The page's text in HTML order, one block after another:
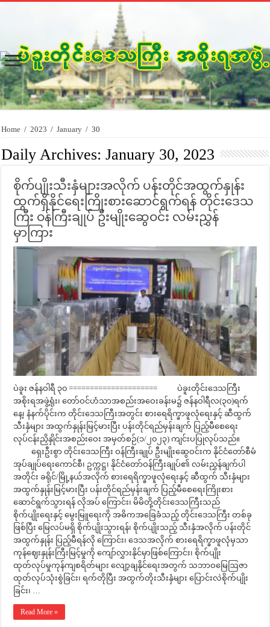
Home / 2023 / January / 30
Daily Archives:January 30, 2023
စိုက်ပျိုးသီးနှံများအလိုက် ပန်းတိုင်အထွက်နှုန်း
ထွက်ရှိနိုင်ရေးကြိုးစားဆောင်ရွက်ရန် တိုင်းဒေသ
ကြီး ဝန်ကြီးချုပ် ဦးမျိုးဆွေဝင်း လမ်းညွှန်
မှာကြား
ပဲခူး ဇန်နဝါရီ ၃၀ ===================== ပဲခူးတိုင်းဒေသကြီး
အစိုးရအဖွဲ့ရုံး၊ တော်ဝင်ဟံသာအစည်းအဝေးခန်းမ၌ ဇန်နဝါရီလ(၃၀)ရက်
နေ့၊ နံနက်ပိုင်းက တိုင်းဒေသကြီးအတွင်း စားရေရိက္ခာဖူလုံရေးနှင့် ဆီထွက်
သီးနှံများ အထွက်နှုန်းမြင့်မားပြီး ပန်းတိုင်ရည်မှန်းချက် ပြည့်မီစေရေး
လုပ်ငန်းညှိနှိုင်းအစည်းဝေး အမှတ်စဉ်(၁/၂၀၂၃) ကျင်းပပြုလုပ်သည်။
ရှေးဦးစွာ တိုင်းဒေသကြီး ဝန်ကြီးချုပ် ဦးမျိုးဆွေဝင်းက နိုင်ငံတော်စီမံ
အုပ်ချုပ်ရေးကောင်စီ၊ ဥက္ကဋ္ဌ၊ နိုင်ငံတော်ဝန်ကြီးချုပ်၏ လမ်းညွှန်ချက်ပါ
အတိုင်း ခရိုင်/မြို့နယ်အလိုက် စားရေရိက္ခာဖူလုံရေးနှင့် ဆီထွက် သီးနှံများ
အထွက်နှုန်းမြင့်မားပြီး ပန်းတိုင်ရည်မှန်းချက် ပြည့်မီစေရေးကြိုးစား
ဆောင်ရွက်သွားရန် လိုအပ် ကြောင်း၊ မိမိတို့တိုင်းဒေသကြီးသည်
စိုက်ပျိုးရေးနှင့် မွေးမြူရေးကို အဓိကအခြေခံသည့် တိုင်းဒေသကြီး တစ်ခု
ဖြစ်ပြီး မြေလပ်မရှိ စိုက်ပျိုးသွားရန်၊ စိုက်ပျိုးသည့် သီးနှံအလိုက် ပန်းတိုင်
အထွက်နှုန်း ပြည့်မီရန်လို ကြောင်း၊ ဒေသအလိုက် စားရေရိက္ခာဖူလုံမှသာ
ကုန်ဈေးနှုန်းကြီးမြင့်မှုကို ကျော်လွှားနိုင်မှာဖြစ်ကြောင်း၊ စိုက်ပျိုး
ထုတ်လုပ်မှုကုန်ကျစရိတ်များ လျော့ချနိုင်ရေးအတွက် သဘာဝမြေဩဇာ
ထုတ်လုပ်သုံးစွဲခြင်း၊ ရက်တိုပြီး အထွက်တိုးသီးနှံများ ပြောင်းလဲစိုက်ပျိုး
ခြင်း၊ …
Read More »